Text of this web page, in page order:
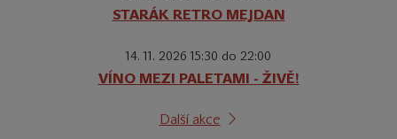
STARÁK RETRO MEJDAN
14. 11. 2026 15:30 do 22:00
VÍNO MEZI PALETAMI - ŽIVĚ!
Další akce